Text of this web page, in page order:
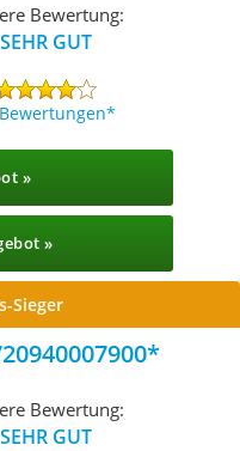
Bewertung:
SEHR GUT
»
»
Sieger
Bewertung:
SEHR GUT